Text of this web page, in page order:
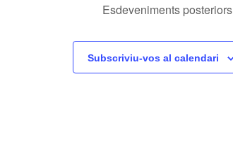
Esdeveniments posteriors
Subscriviu-vos al calendari